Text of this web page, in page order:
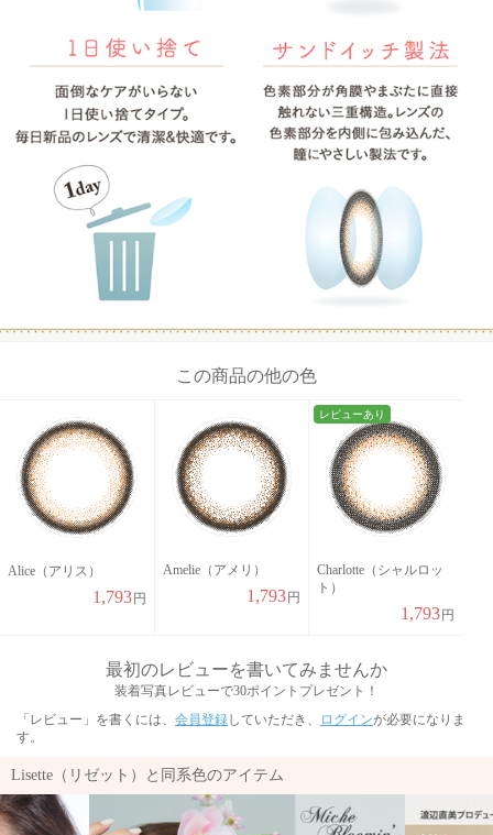
この商品の他の色
Alice（アリス）
1,793円
Amelie（アメリ）
1,793円
レビューあり
Charlotte（シャルロッ
ト）
1,793円
最初のレビューを書いてみませんか
装着写真レビューで30ポイントプレゼント！
「レビュー」を書くには、 会員登録していただき、 ログインが必要になりま
す。
Lisette（リゼット）と同系色のアイテム